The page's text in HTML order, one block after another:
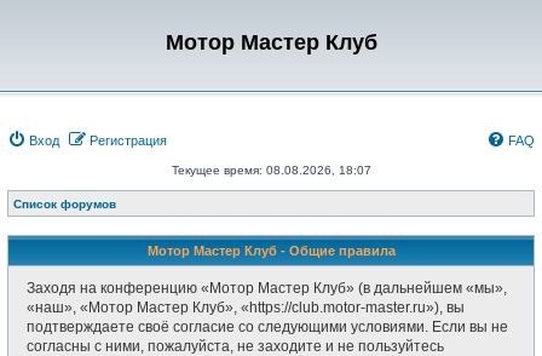
Мотор Мастер Клуб
Вход Регистрация FAQ
Текущее время: 08.08.2026, 18:07
Список форумов
Мотор Мастер Клуб - Общие правила
Заходя на конференцию «Мотор Мастер Клуб» (в дальнейшем «мы»,
«наш», «Мотор Мастер Клуб», «https://club.motor-master.ru»), вы
подтверждаете своё согласие со следующими условиями. Если вы не
согласны с ними, пожалуйста, не заходите и не пользуйтесь